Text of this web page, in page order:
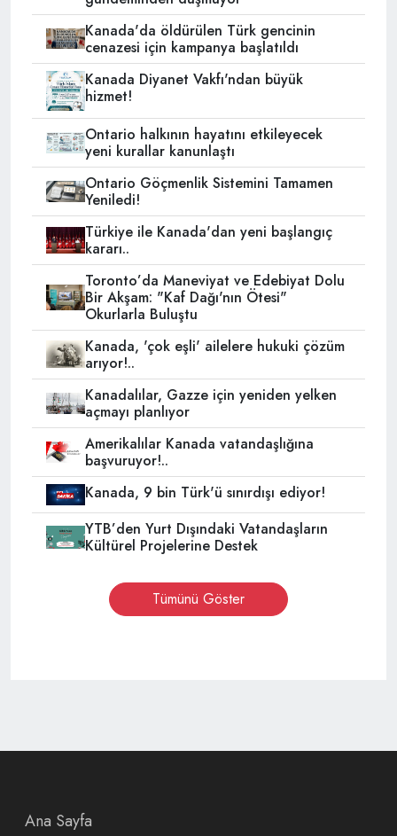
Kanada'da öldürülen Türk gencinin
cenazesi için kampanya başlatıldı
Kanada Diyanet Vakfı'ndan büyük
hizmet!
Ontario halkının hayatını etkileyecek
yeni kurallar kanunlaştı
Ontario Göçmenlik Sistemini Tamamen
Yeniledi!
Türkiye ile Kanada'dan yeni başlangıç
kararı..
Toronto’da Maneviyat ve Edebiyat Dolu
Bir Akşam: "Kaf Dağı'nın Ötesi"
Okurlarla Buluştu
Kanada, 'çok eşli' ailelere hukuki çözüm
arıyor!..
Kanadalılar, Gazze için yeniden yelken
açmayı planlıyor
Amerikalılar Kanada vatandaşlığına
başvuruyor!..
Kanada, 9 bin Türk'ü sınırdışı ediyor!
YTB’den Yurt Dışındaki Vatandaşların
Kültürel Projelerine Destek
Tümünü Göster
Ana Sayfa